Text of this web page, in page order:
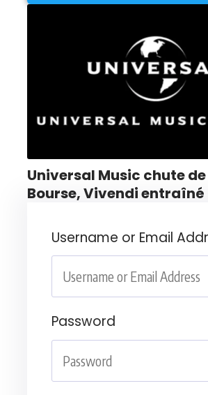
Universal Music chute de
Bourse, Vivendi entraîné
Username or Email
Password